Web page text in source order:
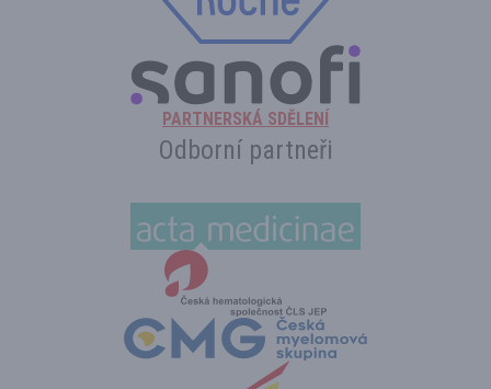
PARTNERSKÁ SDĚLENÍ
Odborní partneři